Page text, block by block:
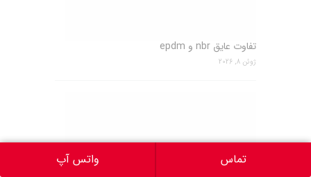
تفاوت عایق nbr و epdm
ژوئن 8, 2026
تماس واتس آپ